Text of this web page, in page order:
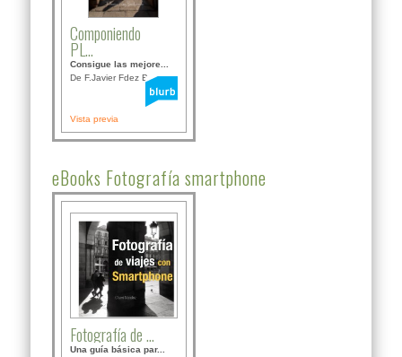
Componiendo
PL...
Consigue las mejore...
De F.Javier Fdez Bor...
Vista previa
eBooks Fotografía smartphone
Fotografía de ...
Una guía básica par...